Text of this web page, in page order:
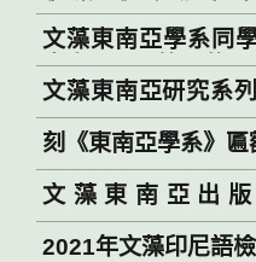
University,
Yongkang,
experience Thai
first ti
training.
舉辦 與會學者
attendance
hybrid
conference
文藻東南亞學系同
東南亞電影節開幕
文藻東南亞研究系
Ursurline’s
Asia (DSEAS)
series of English
刻《東南亞學系》匾
文藻東南亞出
Southeast Asia
MOTION》
2021年文藻印尼語